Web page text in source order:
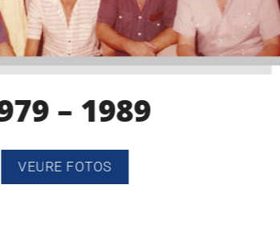
– 1989
VEURE FOTOS